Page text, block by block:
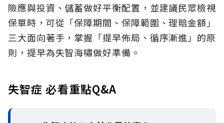
險應與投資、儲蓄做好平衡配置，並建議民眾檢視
保單時，可從「保障期間、保障範圍、理賠金額」
三大面向著手，掌握「提早佈局、循序漸進」的原
則，提早為失智海嘯做好準備。
失智症 必看重點Q&A